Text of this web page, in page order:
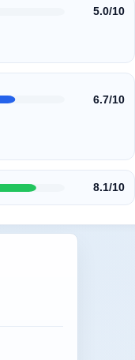
5.0/10
6.7/10
8.1/10